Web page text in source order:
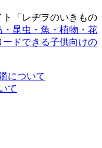
ト「レヂヲのいきもの
・昆虫・魚・植物・花
ドできる子供向けの
について
て